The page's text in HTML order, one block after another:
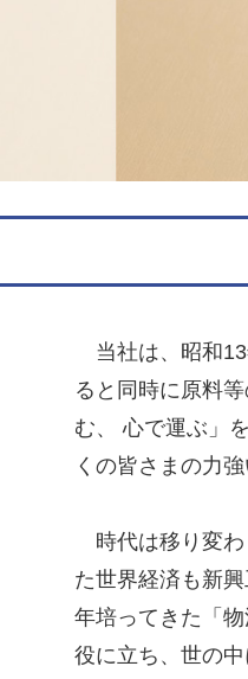
当社は、昭和13
ると同時に原料
む、 心で運ぶ」
くの皆さまの力
時代は移り変わ
た世界経済も新
年培ってきた「
役に立ち、世の